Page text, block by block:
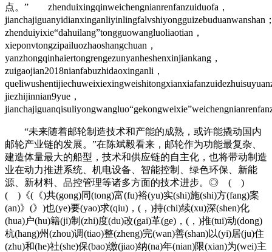
点。” zhenduixingqinweichengnianrenfanzuiduofa，
jianchajiguanyidianxinganliyinlingfalvshiyongguizebuduanwanshan
zhenduiyixie“dahuilang”tongguowangluoliaotian，
xieponvtongzipailuozhaoshangchuan，
yanzhongqinhaiertongrengezunyanheshenxinjiankang，
zuigaojian2018nianfabuzhidaoxinganli，
jiezhijinnian9yue，
“未来随着邮轮制造技术和产能的成熟，或许能撬动国内
邮轮产业链的发展。”在陈斌毅看来，邮轮作为功能最复杂、
建造体量最大的船型，技术和供应链的自主化，也将带动制造
业在动力推进系统、机电设备、智能控制、绿色环保、新能
源、新材料、品控管理等诸多方面的技术进步。◎ ( )
( )《(《)共(gong)同(tong)富(fu)裕(yu)实(shi)施(shi)方(fang)案
(an)》(》)也(ye)要(yao)求(qiu)，(，)持(chi)续(xu)深(shen)化
(hua)户(hu)籍(ji)制(zhi)度(du)改(gai)革(ge)，(，)推(tui)动(dong)
杭(hang)州(zhou)调(tiao)整(zheng)完(wan)善(shan)以(yi)居(ju)住
(zhu)和(he)社(she)保(bao)缴(jiao)纳(na)年(nian)限(xian)为(wei)主